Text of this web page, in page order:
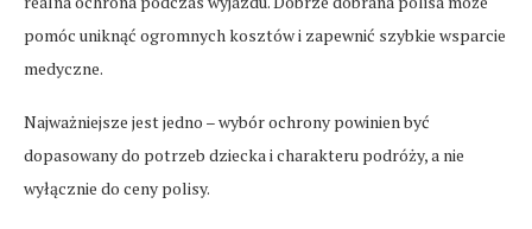
pomóc uniknąć ogromnych kosztów i zapewnić szybkie wsparcie
medyczne.
Najważniejsze jest jedno – wybór ochrony powinien być
dopasowany do potrzeb dziecka i charakteru podróży, a nie
wyłącznie do ceny polisy.